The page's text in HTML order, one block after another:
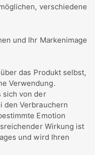
verschiedene
und Ihr Markenimage
das Produkt selbst,
Verwendung.
sich von der
den Verbrauchern
Emotion
Wirkung ist
und wird Ihren